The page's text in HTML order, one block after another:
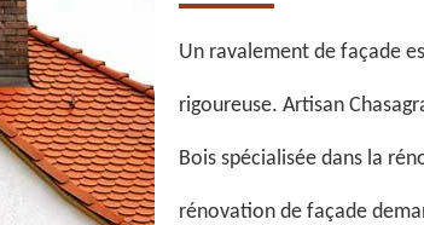
Un ravalement de façade
rigoureuse. Artisan
Bois spécialisée dans la
rénovation de façade